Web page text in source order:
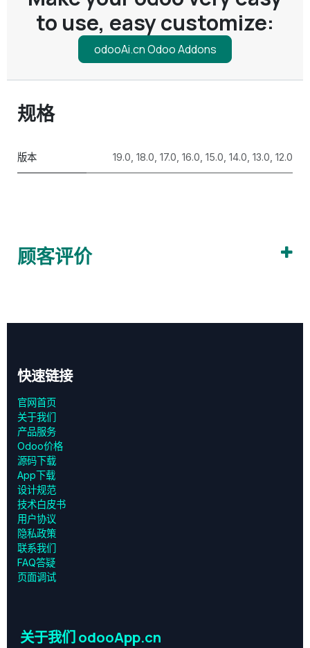
to use, easy customize:
odooAi.cn Odoo Addons
规格
版本 19.0 18.0 17.0 16.0 15.0 14.0 13.0 12.0
顾客评价
快速链接
官网首页
关于我们
产品服务
Odoo价格
源码下载
App下载
设计规范
技术白皮书
用户协议
‎隐私政策‎
联系我们
FAQ答疑
页面调试
关于我们 odooApp.cn